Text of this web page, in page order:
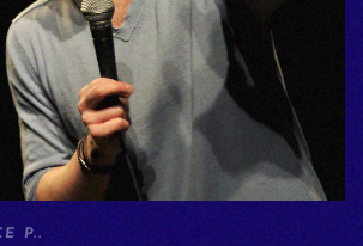
P..